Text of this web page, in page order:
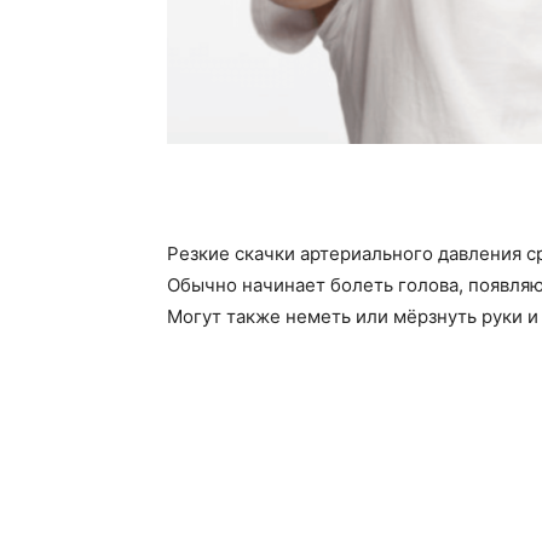
Резкие скачки артериального давления
Обычно начинает болеть голова,
Могут также неметь или мёрзнуть руки